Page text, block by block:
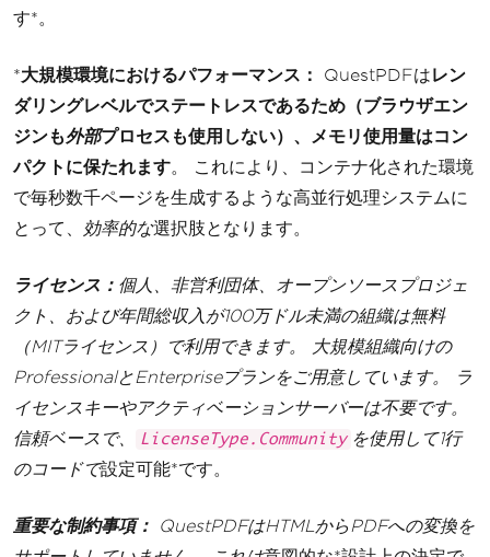
す*。
*大規模環境におけるパフォーマンス： QuestPDFはレン
ダリングレベルでステートレスであるため（ブラウザエン
ジンも外部プロセスも使用しない）、メモリ使用量はコン
パクトに保たれます。 これにより、コンテナ化された環境
で毎秒数千ページを生成するような高並行処理システムに
とって、 効率的な選択肢となります。
ライセンス： 個人、非営利団体、オープンソースプロジェ
クト、および年間総収入が100万ドル未満の組織は無料
（MITライセンス）で利用できます。 大規模組織向けの
ProfessionalとEnterpriseプランをご用意しています。 ラ
イセンスキーやアクティベーションサーバーは不要です。
信頼ベースで、
LicenseType.Community を使用して1行
のコードで設定可能*です。
重要な制約事項：
QuestPDFはHTMLからPDFへの変換を